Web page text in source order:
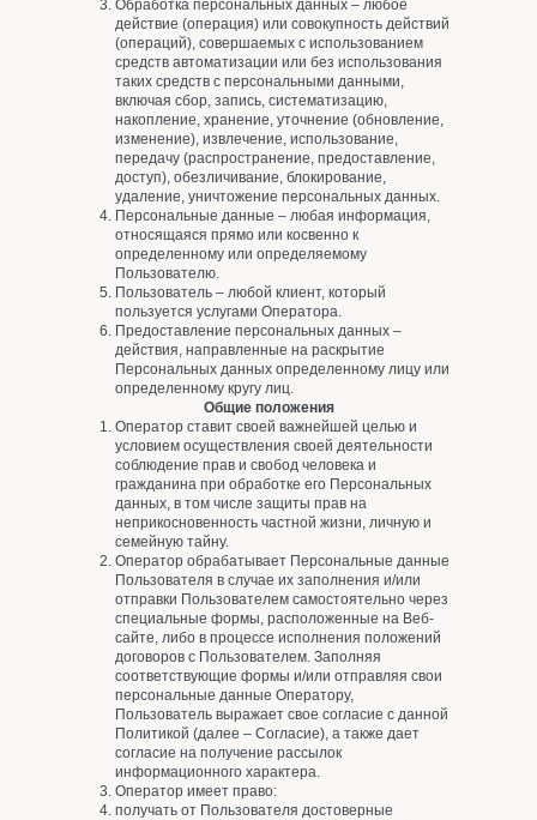
Обработка персональных данных – любое
действие (операция) или совокупность действий
(операций), совершаемых с использованием
средств автоматизации или без использования
таких средств с персональными данными,
включая сбор, запись, систематизацию,
накопление, хранение, уточнение (обновление,
изменение), извлечение, использование,
передачу (распространение, предоставление,
доступ), обезличивание, блокирование,
удаление, уничтожение персональных данных.
Персональные данные – любая информация,
относящаяся прямо или косвенно к
определенному или определяемому
Пользователю.
Пользователь – любой клиент, который
пользуется услугами Оператора.
Предоставление персональных данных –
действия, направленные на раскрытие
Персональных данных определенному лицу или
определенному кругу лиц.
Общие положения
Оператор ставит своей важнейшей целью и
условием осуществления своей деятельности
соблюдение прав и свобод человека и
гражданина при обработке его Персональных
данных, в том числе защиты прав на
неприкосновенность частной жизни, личную и
семейную тайну.
Оператор обрабатывает Персональные данные
Пользователя в случае их заполнения и/или
отправки Пользователем самостоятельно через
специальные формы, расположенные на Веб-
сайте, либо в процессе исполнения положений
договоров с Пользователем. Заполняя
соответствующие формы и/или отправляя свои
персональные данные Оператору,
Пользователь выражает свое согласие с данной
Политикой (далее – Согласие), а также дает
согласие на получение рассылок
информационного характера.
Оператор имеет право:
получать от Пользователя достоверные